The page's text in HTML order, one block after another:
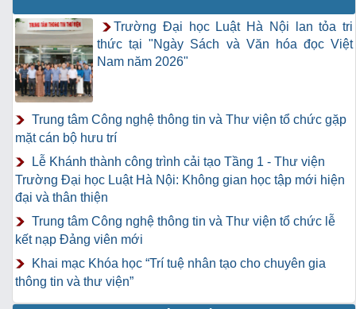
Trường Đại học Luật Hà Nội lan tỏa tri
thức tại "Ngày Sách và Văn hóa đọc Việt
Nam năm 2026"
Trung tâm Công nghệ thông tin và Thư viện tổ chức gặp
mặt cán bộ hưu trí
Lễ Khánh thành công trình cải tạo Tầng 1 - Thư viện
Trường Đại học Luật Hà Nội: Không gian học tập mới hiện
đại và thân thiện
Trung tâm Công nghệ thông tin và Thư viện tổ chức lễ
kết nạp Đảng viên mới
Khai mạc Khóa học “Trí tuệ nhân tạo cho chuyên gia
thông tin và thư viện”